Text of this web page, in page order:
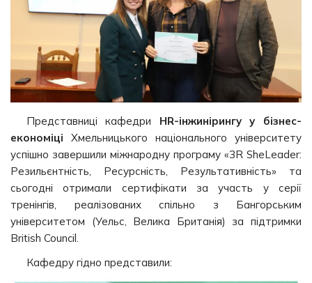
Представниці кафедри HR-інжинірингу у бізнес-
економіці Хмельницького національного університету
успішно завершили міжнародну програму «3R SheLeader:
Резильєнтність, Ресурсність, Результативність» та
сьогодні отримали сертифікати за участь у серії
тренінгів, реалізованих спільно з Бангорським
університетом (Уельс, Велика Британія) за підтримки
British Council.
Кафедру гідно представили: